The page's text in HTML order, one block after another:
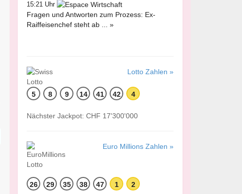
15:21 Uhr
Fragen und Antworten zum Prozess: Ex-
Raiffeisenchef steht ab ... »
Lotto Zahlen »
5 8 9 14 41 42 4
Nächster Jackpot: CHF 17'300'000
Euro Millions Zahlen »
26 29 35 38 47 1 2